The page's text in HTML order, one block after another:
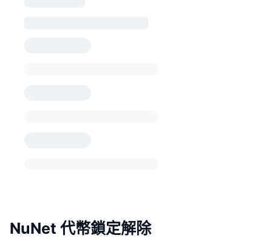
NuNet 代幣鎖定解除